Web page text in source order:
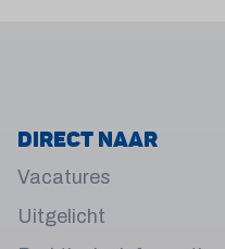
Direct naar
Vacatures
Uitgelicht